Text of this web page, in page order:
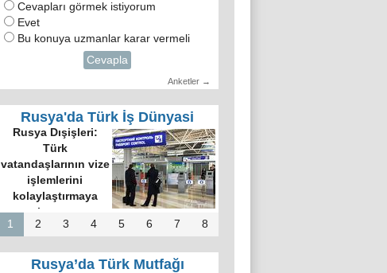
Cevapları görmek istiyorum
Evet
Bu konuya uzmanlar karar vermeli
Cevapla
Anketler →
Rusya'da Türk İş Dünyasi
Rusya Dışişleri:
Türk
vatandaşlarının vize
işlemlerini
kolaylaştırmaya
hazırız
1
2 3 4 5 6 7 8
Rusya’da Türk Mutfağı